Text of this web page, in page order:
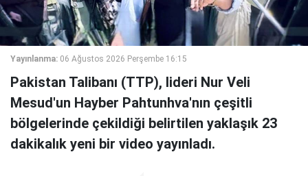
Yayınlanma: 06 Ağustos 2026 Perşembe 16:15
Pakistan Talibanı (TTP), lideri Nur Veli
Mesud'un Hayber Pahtunhva'nın çeşitli
bölgelerinde çekildiği belirtilen yaklaşık 23
dakikalık yeni bir video yayınladı.